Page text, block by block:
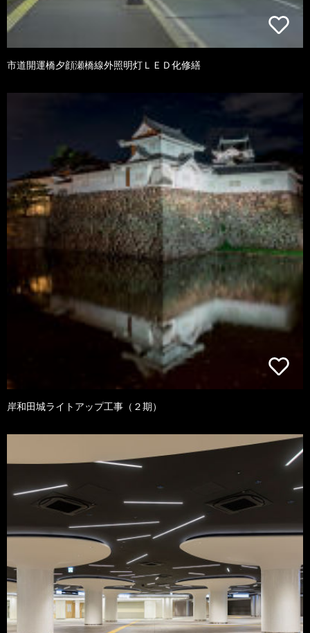
市道開運橋夕顔瀬橋線外照明灯ＬＥＤ化修繕
岸和田城ライトアップ工事（２期）